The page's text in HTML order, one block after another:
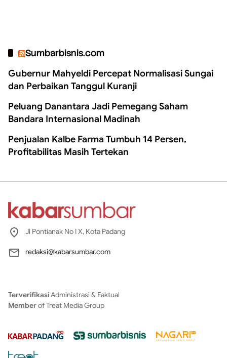
Sumbarbisnis.com
Gubernur Mahyeldi Percepat Normalisasi Sungai
dan Perbaikan Tanggul Kuranji
Peluang Danantara Jadi Pemegang Saham
Bandara Internasional Madinah
Penjualan Kalbe Farma Tumbuh 14 Persen,
Profitabilitas Masih Tertekan
Jl Pontianak No I X, Kota Padang
redaksi@kabarsumbar.com
TerverifikasiAdministrasi & Faktual
Memberof Treat Media Group